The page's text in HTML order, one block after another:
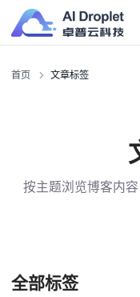
首页 文章标签
按主题浏览博客内
全部标签